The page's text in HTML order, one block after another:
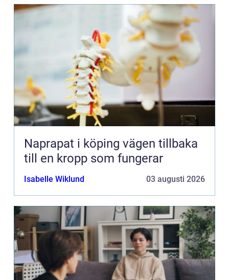
Naprapat i köping vägen tillbaka
till en kropp som fungerar
Isabelle Wiklund 03 augusti 2026